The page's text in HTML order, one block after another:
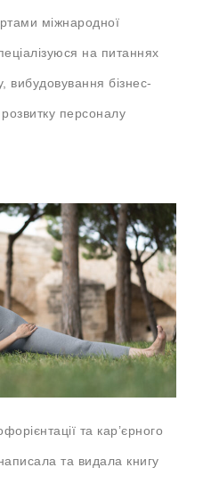
міжнародної
на питаннях
вибудовування бізнес-
персоналу
та кар’єрного
та видала книгу